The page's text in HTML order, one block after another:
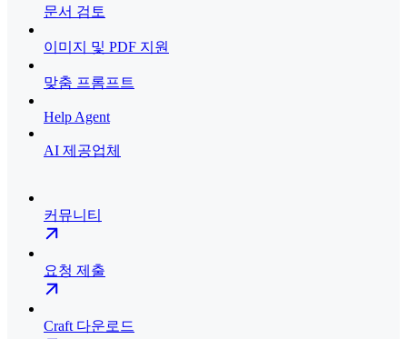
문서 검토
이미지 및 PDF 지원
맞춤 프롬프트
Help Agent
AI 제공업체
커뮤니티
요청 제출
Craft 다운로드